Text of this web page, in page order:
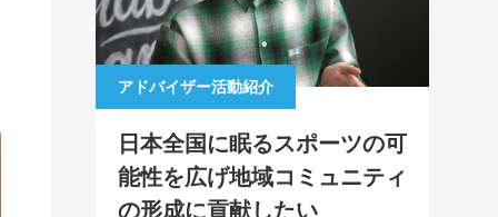
アドバイザー活動紹介
日本全国に眠るスポーツの可
能性を広げ地域コミュニティ
の形成に貢献したい